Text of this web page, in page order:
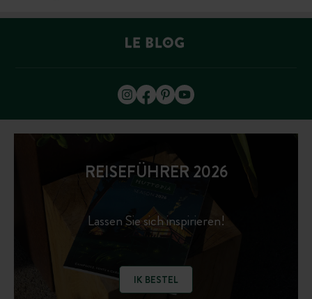
REISEFÜHRER 2026
Lassen Sie sich inspirieren!
IK BESTEL